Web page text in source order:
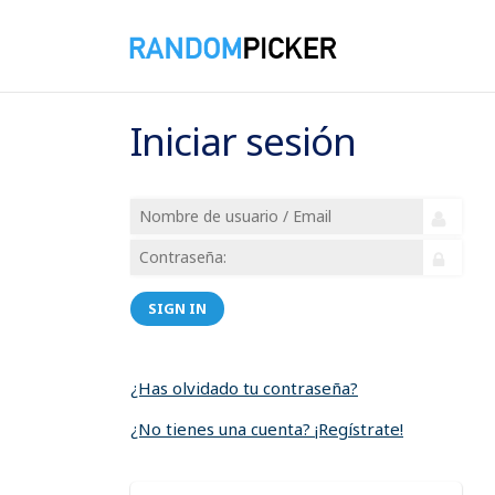
Iniciar sesión
SIGN IN
¿Has olvidado tu contraseña?
¿No tienes una cuenta? ¡Regístrate!